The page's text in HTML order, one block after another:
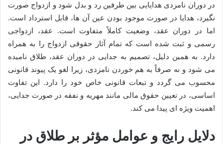
در دوران نامزدی هدایایی بین طرفین رد و بدل شود و ازدواج صورت
نگیرد، هدایا در صورت موجود بودن عین آن ها، قابل استرداد است.
اما در دوران عقد، وضعیت کاملاً متفاوت است. عقد، ازدواجی
رسمی و ثبت شده است که تمام آثار حقوقی ازدواج را به همراه
دارد. به همین دلیل، تصمیم به جدایی در دوران عقد، طلاق نامیده
می شود و نه صرفاً به هم خوردن نامزدی، زیرا لغو یک پیوند قانونی
محسوب می گردد و تبعات قانونی خاص خود را دارد. این تفاوت
اساسی، در تعیین حقوق مالی مانند مهریه و نفقه در صورت جدایی،
اهمیت ویژه ای پیدا می کند.
دلایل رایج و عوامل مؤثر بر طلاق در